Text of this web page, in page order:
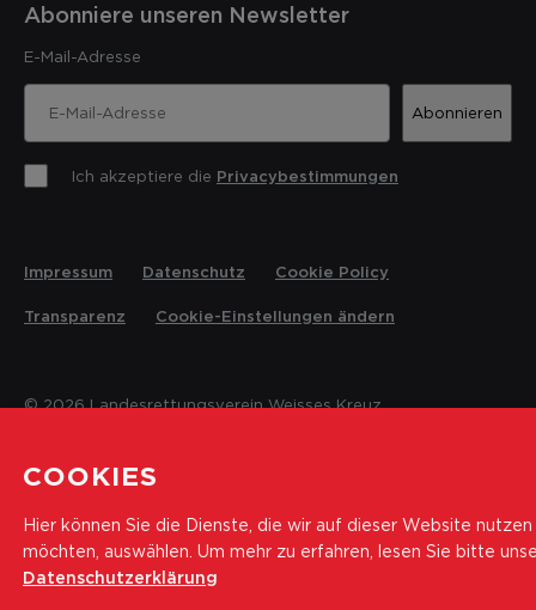
Abonniere unseren Newsletter
E-Mail-Adresse
Abonnieren
Ich akzeptiere die Privacybestimmungen
© 2026 Landesrettungsverein Weisses Kreuz
Impressum Datenschutz Cookie Policy
Transparenz Cookie-Einstellungen ändern
COOKIES
Hier können Sie die Dienste, die wir auf dieser Website nutzen
möchten, auswählen. Um mehr zu erfahren, lesen Sie bitte
Datenschutzerklärung